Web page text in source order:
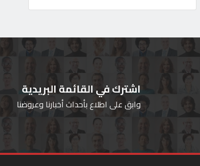
اشترك في القائمة البريدية
وابق على اطلاع بأحداث أخبارنا وعروضنا